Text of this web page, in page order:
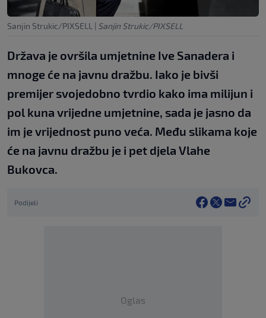
Sanjin Strukic/PIXSELL | Sanjin Strukic/PIXSELL
Država je ovršila umjetnine Ive Sanadera i
mnoge će na javnu dražbu. Iako je bivši
premijer svojedobno tvrdio kako ima milijun i
pol kuna vrijedne umjetnine, sada je jasno da
im je vrijednost puno veća. Među slikama koje
će na javnu dražbu je i pet djela Vlahe
Bukovca.
Podijeli
Oglas